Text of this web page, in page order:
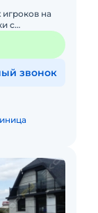
на
с
бизнесу и
звонок